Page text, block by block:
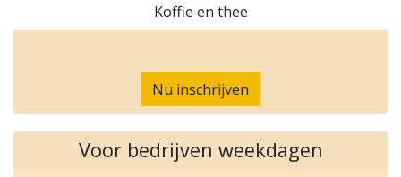
Koffie en thee
Nu inschrijven
Voor bedrijven weekdagen